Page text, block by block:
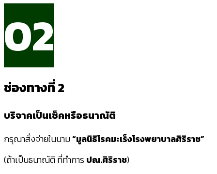
02
ช่องทางที่ 2
บริจาคเป็นเช็คหรือธนาณัติ
กรุณาสั่งจ่ายในนาม“มูลนิธิโรคมะเร็งโรงพยาบาลศิริราช”
(ถ้าเป็นธนาณัติ ที่ทำการปณ.ศิริราช)